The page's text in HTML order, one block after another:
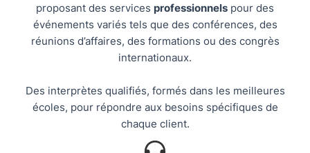
proposant des services professionnels pour des
événements variés tels que des conférences, des
réunions d’affaires, des formations ou des congrès
internationaux.
Des interprètes qualifiés, formés dans les meilleures
écoles, pour répondre aux besoins spécifiques de
chaque client.